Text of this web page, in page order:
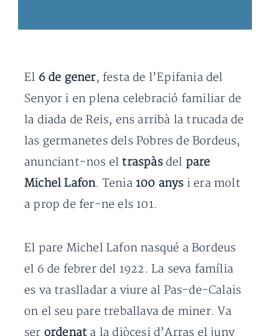
El 6 de gener, festa de l’Epifania del
Senyor i en plena celebració familiar de
la diada de Reis, ens arribà la trucada de
las germanetes dels Pobres de Bordeus,
anunciant-nos el traspàs del pare
Michel Lafon. Tenia 100 anys i era molt
a prop de fer-ne els 101.
El pare Michel Lafon nasqué a Bordeus
el 6 de febrer del 1922. La seva família
es va traslladar a viure al Pas-de-Calais
on el seu pare treballava de miner. Va
ser ordenat a la diòcesi d’Arras el juny